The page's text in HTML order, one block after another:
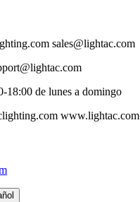
sales@lightac.com
18:00 de lunes a domingo
www.lightac.com